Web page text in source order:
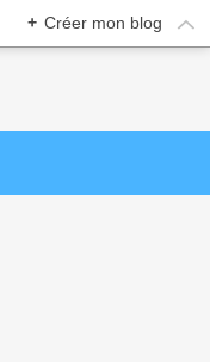
+ Créer mon blog